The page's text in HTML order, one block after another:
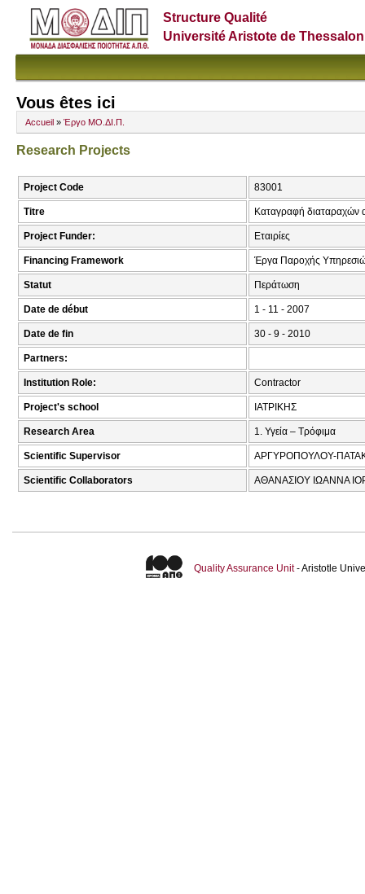
Structure Qualité
Université Aristote de
Vous êtes ici
Accueil » Έργο ΜΟ.ΔΙ.Π.
Research Projects
Project Code 83001
Titre Καταγραφή διαταραχών
Project Funder: Εταιρίες
Financing Framework Έργα Παροχής
Statut Περάτωση
Date de début 1 - 11 - 2007
Date de fin 30 - 9 - 2010
Partners:
Institution Role: Contractor
Project's school ΙΑΤΡΙΚΗΣ
Research Area 1. Υγεία – Τρόφιμα
Scientific Supervisor ΑΡΓΥΡΟΠΟΥΛΟΥ-
Scientific Collaborators ΑΘΑΝΑΣΙΟΥ ΙΩΑΝΝΑ
Quality Assurance Unit- Aristotle